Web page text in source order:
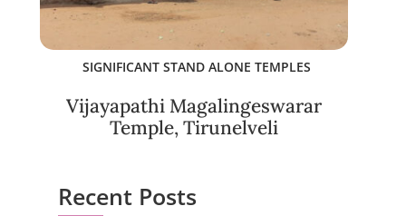
SIGNIFICANT STAND ALONE TEMPLES
Vijayapathi Magalingeswarar
Temple, Tirunelveli
Recent Posts